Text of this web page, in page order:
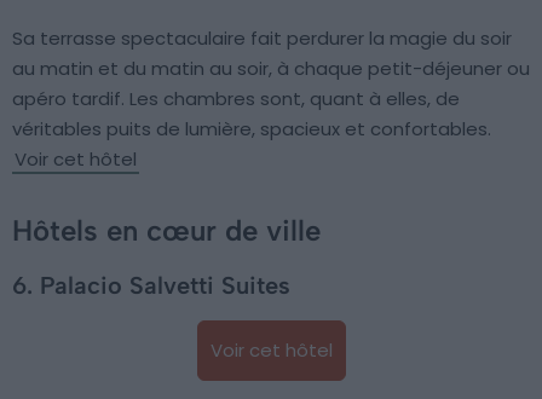
Sa terrasse spectaculaire fait perdurer la magie du soir
au matin et du matin au soir, à chaque petit-déjeuner ou
apéro tardif. Les chambres sont, quant à elles, de
véritables puits de lumière, spacieux et confortables.
Voir cet hôtel
Hôtels en cœur de ville
6. Palacio Salvetti Suites
Voir cet hôtel